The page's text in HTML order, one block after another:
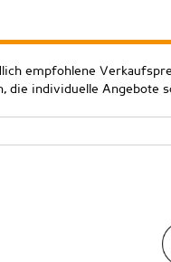
empfohlene
die individuelle Angebote